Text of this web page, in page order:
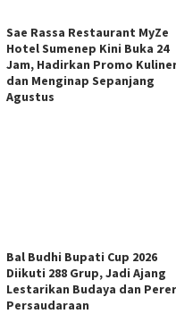
Sae Rassa Restaurant MyZe
Hotel Sumenep Kini Buka 24
Jam, Hadirkan Promo
dan Menginap Sepanjang
Agustus
Bal Budhi Bupati Cup 2026
Diikuti 288 Grup, Jadi Ajang
Lestarikan Budaya dan
Persaudaraan